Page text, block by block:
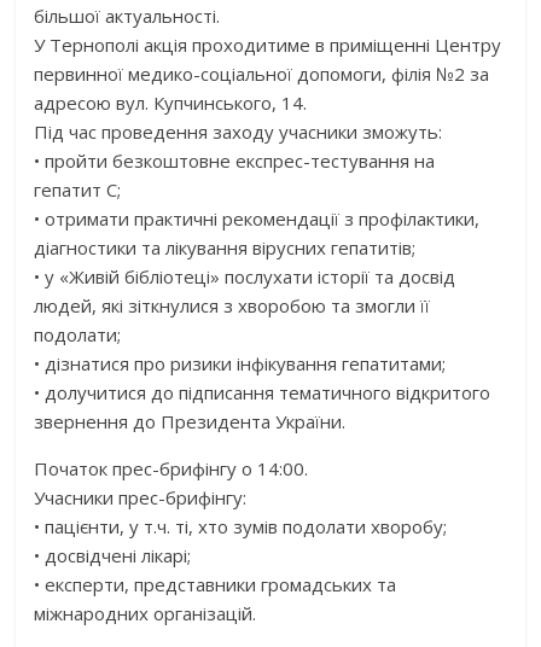
більшої актуальності.
У Тернополі акція проходитиме в приміщенні Центру
первинної медико-соціальної допомоги, філія №2 за
адресою вул. Купчинського, 14.
Під час проведення заходу учасники зможуть:
• пройти безкоштовне експрес-тестування на
гепатит С;
• отримати практичні рекомендації з профілактики,
діагностики та лікування вірусних гепатитів;
• у «Живій бібліотеці» послухати історії та досвід
людей, які зіткнулися з хворобою та змогли її
подолати;
• дізнатися про ризики інфікування гепатитами;
• долучитися до підписання тематичного відкритого
звернення до Президента України.
Початок прес-брифінгу о 14:00.
Учасники прес-брифінгу:
• пацієнти, у т.ч. ті, хто зумів подолати хворобу;
• досвідчені лікарі;
• експерти, представники громадських та
міжнародних організацій.